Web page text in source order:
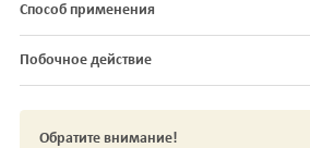
Способ применения
Побочное действие
Обратите внимание!